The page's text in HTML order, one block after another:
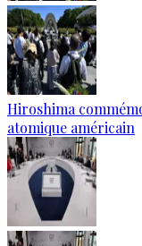
Hiroshima
atomique américain